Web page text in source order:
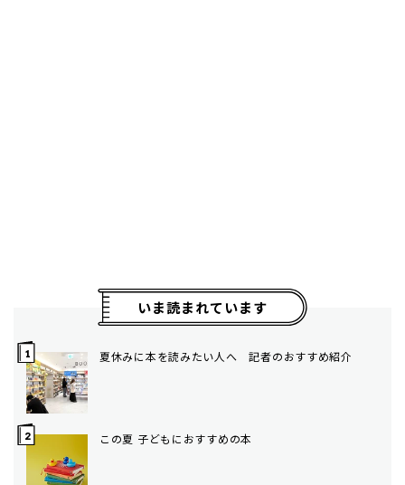
いま読まれています
夏休みに本を読みたい人へ 記者のおすすめ紹介
この夏 子どもにおすすめの本